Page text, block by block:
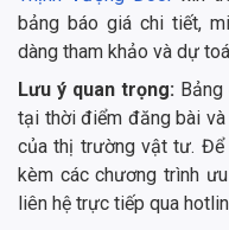
bảng báo giá chi tiết,
dàng tham khảo và dự
Lưu ý quan trọng:
tại thời điểm đăng bài
của thị trường vật tư. Để
kèm các chương trình
liên hệ trực tiếp qua